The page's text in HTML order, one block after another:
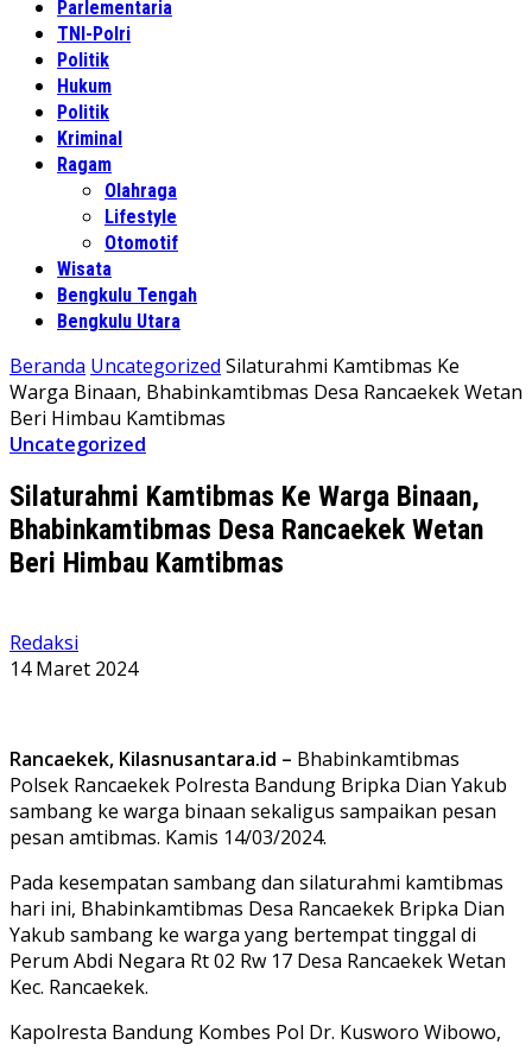
Parlementaria
TNI-Polri
Politik
Hukum
Politik
Kriminal
Ragam
Olahraga
Lifestyle
Otomotif
Wisata
Bengkulu Tengah
Bengkulu Utara
Beranda Uncategorized Silaturahmi Kamtibmas Ke
Warga Binaan, Bhabinkamtibmas Desa Rancaekek Wetan
Beri Himbau Kamtibmas
Uncategorized
Silaturahmi Kamtibmas Ke Warga Binaan,
Bhabinkamtibmas Desa Rancaekek Wetan
Beri Himbau Kamtibmas
Redaksi
14 Maret 2024
Rancaekek, Kilasnusantara.id – Bhabinkamtibmas
Polsek Rancaekek Polresta Bandung Bripka Dian Yakub
sambang ke warga binaan sekaligus sampaikan pesan
pesan amtibmas. Kamis 14/03/2024.
Pada kesempatan sambang dan silaturahmi kamtibmas
hari ini, Bhabinkamtibmas Desa Rancaekek Bripka Dian
Yakub sambang ke warga yang bertempat tinggal di
Perum Abdi Negara Rt 02 Rw 17 Desa Rancaekek Wetan
Kec. Rancaekek.
Kapolresta Bandung Kombes Pol Dr. Kusworo Wibowo,